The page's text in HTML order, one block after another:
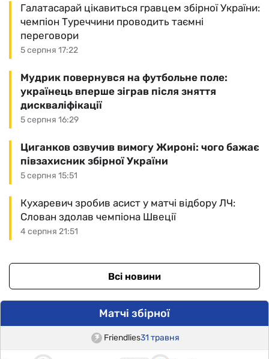
5 серпня 17:22
Галатасарай цікавиться гравцем збірної України:
чемпіон Туреччини проводить таємні
переговори
5 серпня 16:29
Мудрик повернувся на футбольне поле:
українець вперше зіграв після зняття
дискваліфікації
5 серпня 15:51
Циганков озвучив вимогу Жироні: чого бажає
півзахисник збірної України
4 серпня 21:51
Кухаревич зробив асист у матчі відбору ЛЧ:
Слован здолав чемпіона Швеції
Всі новини
Матчі збірної
Friendlies31 травня